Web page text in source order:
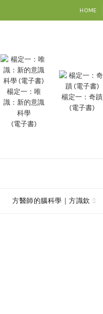
HOME
楊定一：唯
識：新的意識
科學
(電子書)
楊定一：奇蹟
(電子書)
方醫師的腦科學｜方識欽